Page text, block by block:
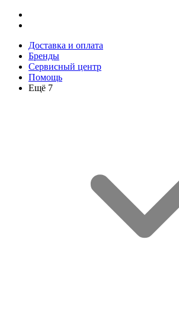
Доставка и оплата
Бренды
Сервисный центр
Помощь
Ещё 7